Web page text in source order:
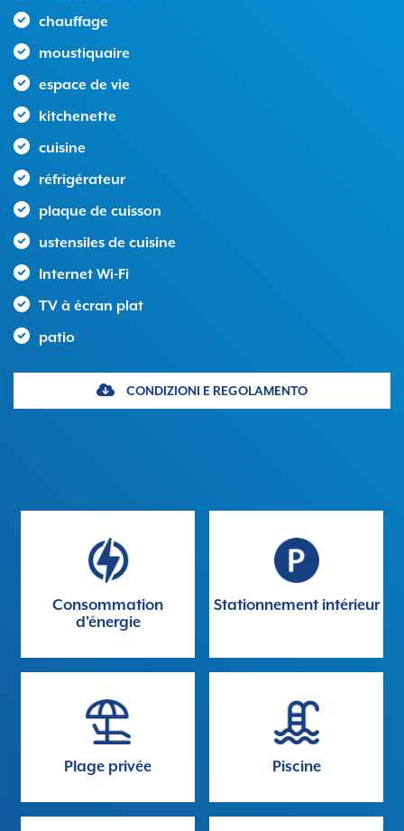
chauffage
moustiquaire
espace de vie
kitchenette
cuisine
réfrigérateur
plaque de cuisson
ustensiles de cuisine
Internet Wi-Fi
TV à écran plat
patio
CONDIZIONI E REGOLAMENTO
Consommation
d'énergie
Stationnement intérieur
Plage privée Piscine